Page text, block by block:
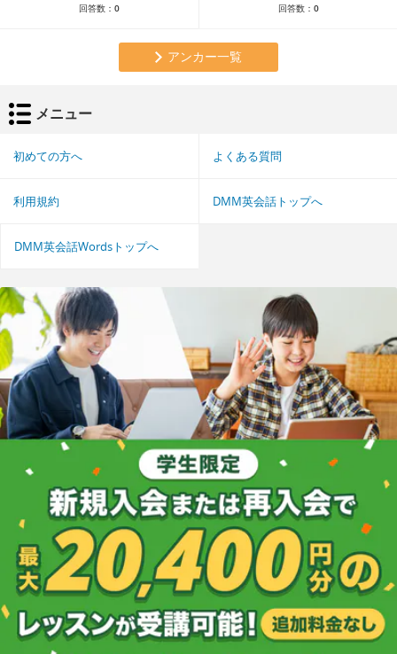
回答数： 0 回答数： 0
アンカー一覧
メニュー
初めての方へ よくある質問
利用規約 DMM英会話トップへ
DMM英会話Wordsトップへ